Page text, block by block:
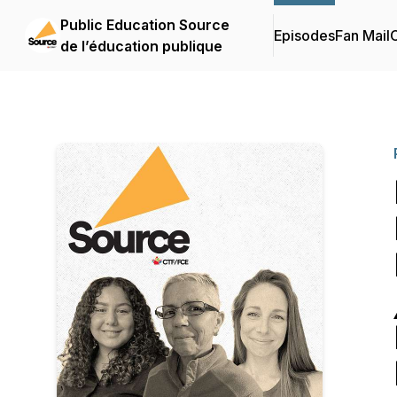
Public Education Source
de l’éducation publique
EpisodesFan Mail